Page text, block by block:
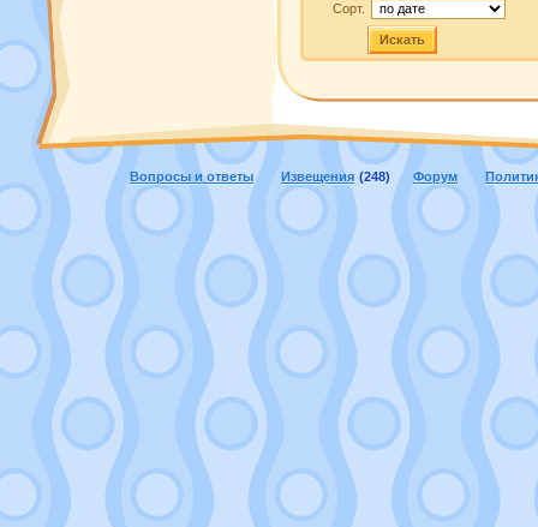
Сорт.
Искать
Вопросы и ответы Извещения (248) Форум